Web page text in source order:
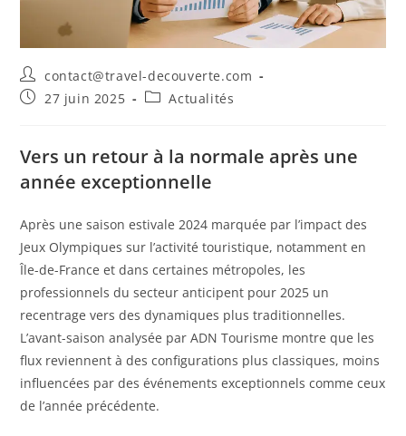
contact@travel-decouverte.com
27 juin 2025
Actualités
Vers un retour à la normale après une
année exceptionnelle
Après une saison estivale 2024 marquée par l’impact des
Jeux Olympiques sur l’activité touristique, notamment en
Île-de-France et dans certaines métropoles, les
professionnels du secteur anticipent pour 2025 un
recentrage vers des dynamiques plus traditionnelles.
L’avant-saison analysée par ADN Tourisme montre que les
flux reviennent à des configurations plus classiques, moins
influencées par des événements exceptionnels comme ceux
de l’année précédente.